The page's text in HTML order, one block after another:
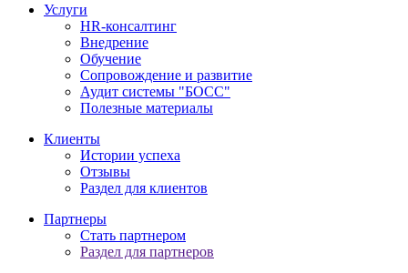
Услуги
HR-консалтинг
Внедрение
Обучение
Сопровождение и развитие
Аудит системы "БОСС"
Полезные материалы
Клиенты
Истории успеха
Отзывы
Раздел для клиентов
Партнеры
Стать партнером
Раздел для партнеров